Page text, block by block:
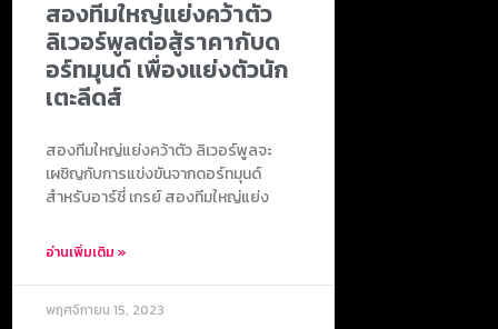
สองทีมใหญ่แย่งคว้าตัว
ลิเวอร์พูลต่อสู้ราคากับด
อร์ทมุนด์ เพื่องแย่งตัวนัก
เตะลีดส์
สองทีมใหญ่แย่งคว้าตัว ลิเวอร์พูลจะ
เผชิญกับการแข่งขันจากดอร์ทมุนด์
สำหรับอาร์ชี่ เกรย์ สองทีมใหญ่แย่ง
อ่านเพิ่มเติม »
พฤศจิกายน 15, 2023